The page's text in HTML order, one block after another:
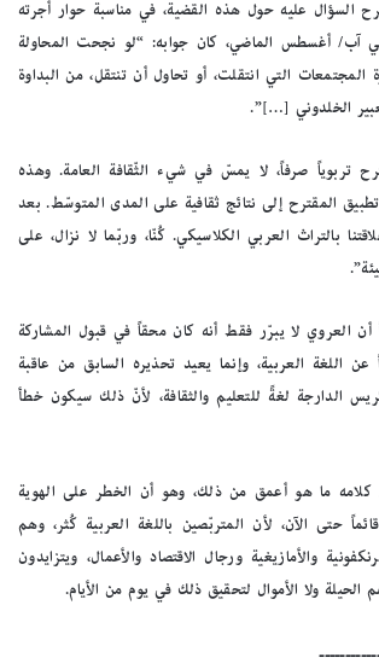
السؤال عليه حول هذه القضية، في مناسبة حوار أجرته
آب/ أغسطس الماضي، كان جوابه: “لو نجحت المحاولة
المجتمعات التي انتقلت، أو تحاول أن تنتقل، من البداوة
الخلدوني […]”.
تربوياً صرفاً، لا يمسّ في شيء الثّقافة العامة. وهذه
المقترح إلى نتائج ثقافية على المدى المتوسّط. بعد
بالتراث العربي الكلاسيكي. كُنّا، وربّما لا نزال، على
أن العروي لا يبرّر فقط أنه كان محقاً في قبول المشاركة
اللغة العربية، وإنما يعيد تحذيره السابق من عاقبة
الدارجة لغةً للتعليم والثقافة، لأنّ ذلك سيكون خطأ
ما هو أعمق من ذلك، وهو أن الخطر على الهوية
حتى الآن، لأن المتربّصين باللغة العربية كُثر، وهم
والأمازيغية ورجال الاقتصاد والأعمال، ويتزايدون
الحيلة ولا الأموال لتحقيق ذلك في يوم من الأيام.